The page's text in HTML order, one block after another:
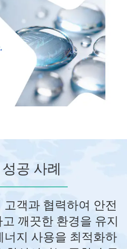
공 사례
고객과 협력하여 안전
깨끗한 환경을 유지
너지 사용을 최적화하